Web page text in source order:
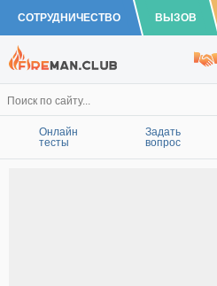
СОТРУДНИЧЕСТВО ВЫЗОВ
Онлайн
тесты
Задать
вопрос